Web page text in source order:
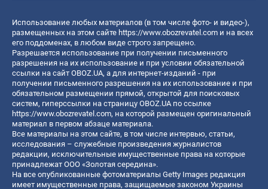
Использование любых материалов (в том числе фото- и видео-),
размещенных на этом сайте https://www.obozrevatel.com и на всех
его поддоменах, в любом виде строго запрещено.
Разрешается использование при получении письменного
разрешения на их использование и при условии обязательной
ссылки на сайт OBOZ.UA, а для интернет-изданий - при
получении письменного разрешения на их использование и при
обязательном размещении прямой, открытой для поисковых
систем, гиперссылки на страницу OBOZ.UA по ссылке
https://www.obozrevatel.com, на которой размещен оригинальный
материал в первом абзаце материала.
Все материалы на этом сайте, в том числе интервью, статьи,
исследования – служебные произведения журналистов
редакции, исключительные имущественные права на которые
принадлежат ООО «Золотая середина».
На все опубликованные фотоматериалы Getty Images редакция
имеет имущественные права, защищаемые законом Украины